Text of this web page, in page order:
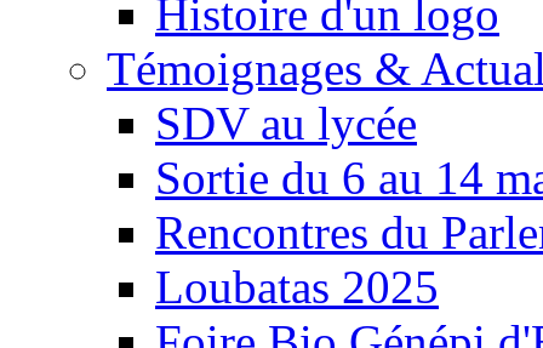
Histoire d'un logo
Témoignages &
SDV au lycée
Sortie du 6 au 14
Rencontres du
Loubatas 2025